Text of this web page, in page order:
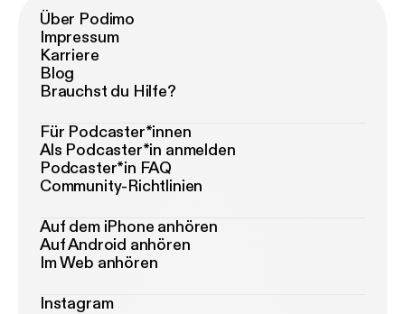
Über Podimo
Impressum
Karriere
Blog
Brauchst du Hilfe?
Für Podcaster*innen
Als Podcaster*in anmelden
Podcaster*in FAQ
Community-Richtlinien
Auf dem iPhone anhören
Auf Android anhören
Im Web anhören
Instagram